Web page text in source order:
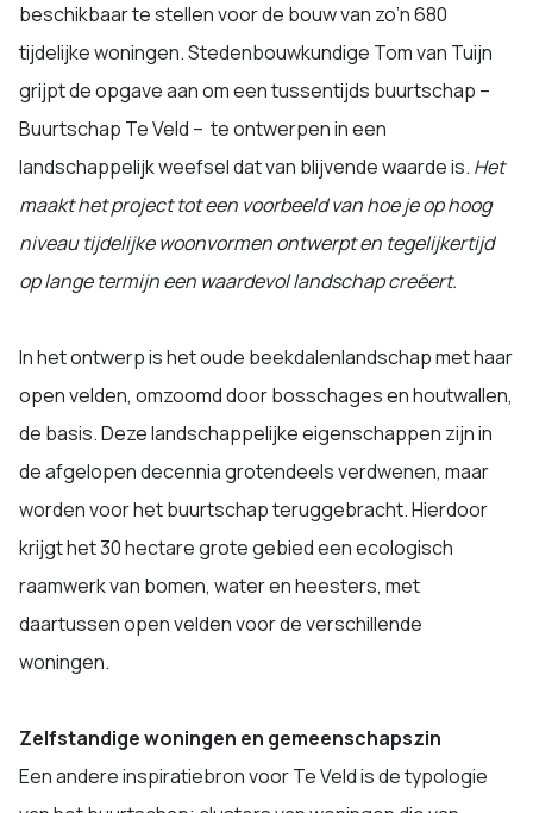
beschikbaar te stellen voor de bouw van zo’n 680
tijdelijke woningen. Stedenbouwkundige Tom van Tuijn
grijpt de opgave aan om een tussentijds buurtschap –
Buurtschap Te Veld – te ontwerpen in een
landschappelijk weefsel dat van blijvende waarde is. Het
maakt het project tot een voorbeeld van hoe je op hoog
niveau tijdelijke woonvormen ontwerpt en tegelijkertijd
op lange termijn een waardevol landschap creëert.
In het ontwerp is het oude beekdalenlandschap met haar
open velden, omzoomd door bosschages en houtwallen,
de basis. Deze landschappelijke eigenschappen zijn in
de afgelopen decennia grotendeels verdwenen, maar
worden voor het buurtschap teruggebracht. Hierdoor
krijgt het 30 hectare grote gebied een ecologisch
raamwerk van bomen, water en heesters, met
daartussen open velden voor de verschillende
woningen.
Zelfstandige woningen en gemeenschapszin
Een andere inspiratiebron voor Te Veld is de typologie